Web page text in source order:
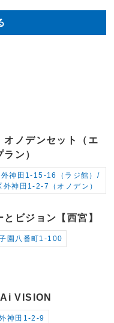
オノデンセット（エ
ン）
外神田1-15-16（ラジ館）/
外神田1-2-7（オノデン）
とビジョン【西宮】
園八番町1-100
VISION
神田1-2-9